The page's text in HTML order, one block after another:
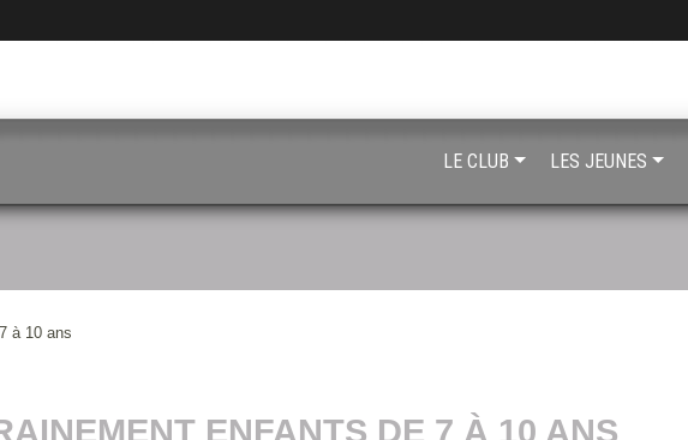
à 10 ans
ENFANTS DE 7 À 10 ANS
LE CLUB LES JEUNES